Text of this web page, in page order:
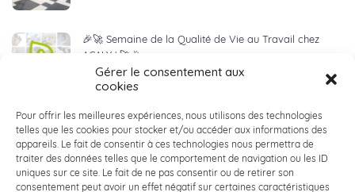
Gérer le consentement aux
cookies
Pour offrir les meilleures expériences, nous utilisons des technologies
telles que les cookies pour stocker et/ou accéder aux informations des
appareils. Le fait de consentir à ces technologies nous permettra de
traiter des données telles que le comportement de navigation ou les ID
uniques sur ce site. Le fait de ne pas consentir ou de retirer son
consentement peut avoir un effet négatif sur certaines caractéristiques
🎉🚀 Semaine de la Qualité de Vie au Travail chez
ACALY ! 🚀🎉
20 juin 2024
🚀 ACALY Recrute : Nos Équipes Toujours sur le Terrain !
14 juin 2024